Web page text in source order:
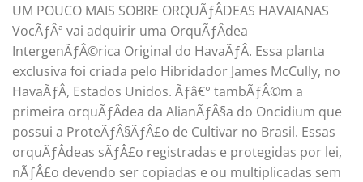
UM POUCO MAIS SOBRE ORQUÃƒÂDEAS HAVAIANAS
VocÃƒÂª vai adquirir uma OrquÃƒÂ­dea
IntergenÃƒÂ©rica Original do HavaÃƒÂ­. Essa planta
exclusiva foi criada pelo Hibridador James McCully, no
HavaÃƒÂ­, Estados Unidos. Ãƒâ€° tambÃƒÂ©m a
primeira orquÃƒÂ­dea da AlianÃƒÂ§a do Oncidium que
possui a ProteÃƒÂ§ÃƒÂ£o de Cultivar no Brasil. Essas
orquÃƒÂ­deas sÃƒÂ£o registradas e protegidas por lei,
nÃƒÂ£o devendo ser copiadas e ou multiplicadas sem